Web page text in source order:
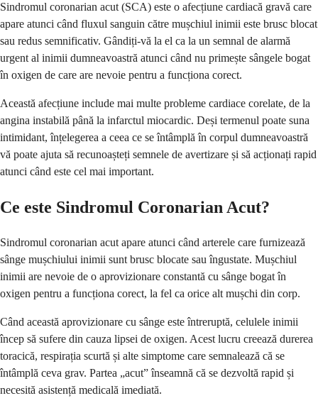
Sindromul coronarian acut (SCA) este o afecțiune cardiacă gravă care
apare atunci când fluxul sanguin către mușchiul inimii este brusc blocat
sau redus semnificativ. Gândiți-vă la el ca la un semnal de alarmă
urgent al inimii dumneavoastră atunci când nu primește sângele bogat
în oxigen de care are nevoie pentru a funcționa corect.
Această afecțiune include mai multe probleme cardiace corelate, de la
angina instabilă până la infarctul miocardic. Deși termenul poate suna
intimidant, înțelegerea a ceea ce se întâmplă în corpul dumneavoastră
vă poate ajuta să recunoașteți semnele de avertizare și să acționați rapid
atunci când este cel mai important.
Ce este Sindromul Coronarian Acut?
Sindromul coronarian acut apare atunci când arterele care furnizează
sânge mușchiului inimii sunt brusc blocate sau îngustate. Mușchiul
inimii are nevoie de o aprovizionare constantă cu sânge bogat în
oxigen pentru a funcționa corect, la fel ca orice alt mușchi din corp.
Când această aprovizionare cu sânge este întreruptă, celulele inimii
încep să sufere din cauza lipsei de oxigen. Acest lucru creează durerea
toracică, respirația scurtă și alte simptome care semnalează că se
întâmplă ceva grav. Partea „acut” înseamnă că se dezvoltă rapid și
necesită asistență medicală imediată.